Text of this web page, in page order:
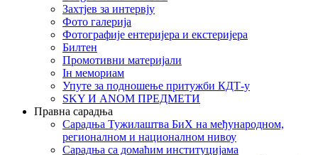
Захтјев за интервју
Фото галерија
Фотографије ентеријера и екстеријера
Билтен
Промотивни материјали
Iн мемориам
Упуте за подношење притужби КДТ-у
SKY И ANOM ПРЕДМЕТИ
Правна сарадња
Сарадња Тужилаштва БиХ на међународном,
регионалном и националном нивоу
Сарадња са домаћим институцијама